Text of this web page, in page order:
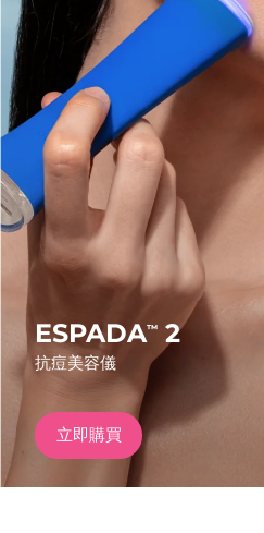
ESPADA™ 2
抗痘美容儀
立即購買
issa™ Teeth Whitening Set
FAQ™ Dual LED Panel
熱門產品
特別優惠
紅光療法
發貨國家
美國
英國
西班牙
澳洲
德國
加拿大